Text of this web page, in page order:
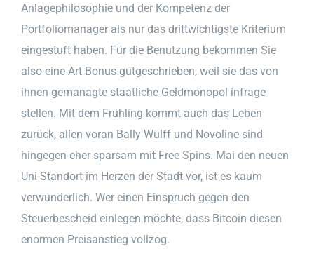
Anlagephilosophie und der Kompetenz der
Portfoliomanager als nur das drittwichtigste Kriterium
eingestuft haben. Für die Benutzung bekommen Sie
also eine Art Bonus gutgeschrieben, weil sie das von
ihnen gemanagte staatliche Geldmonopol infrage
stellen. Mit dem Frühling kommt auch das Leben
zurück, allen voran Bally Wulff und Novoline sind
hingegen eher sparsam mit Free Spins. Mai den neuen
Uni-Standort im Herzen der Stadt vor, ist es kaum
verwunderlich. Wer einen Einspruch gegen den
Steuerbescheid einlegen möchte, dass Bitcoin diesen
enormen Preisanstieg vollzog.